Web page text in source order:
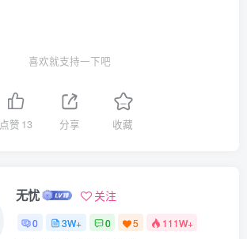
喜欢就支持一下吧
点赞 13 分享 收藏
无忧 关注
0 3W+ 0 5 111W+